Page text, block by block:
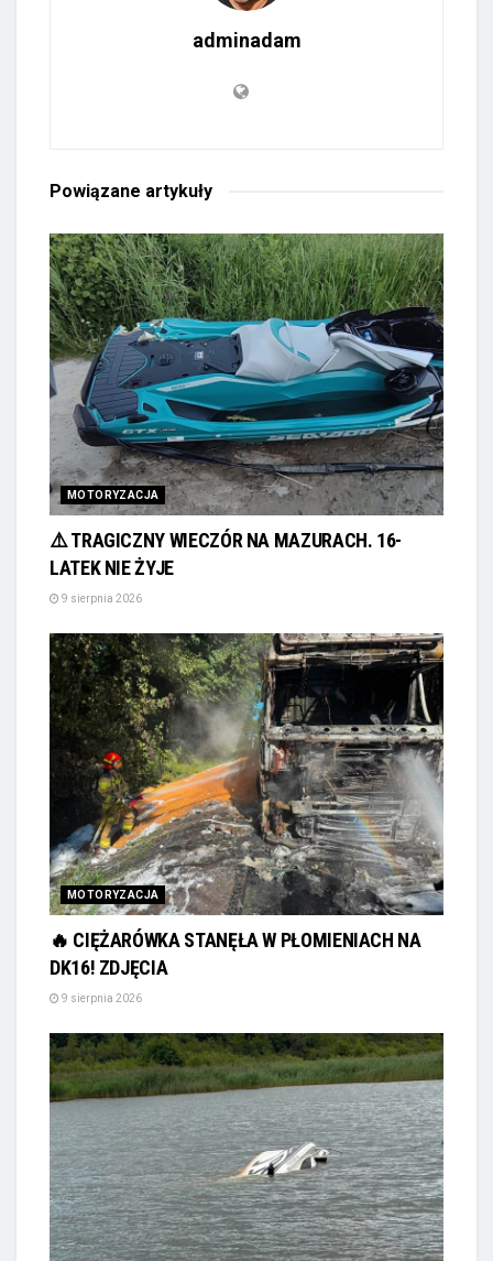
adminadam
Powiązane artykuły
MOTORYZACJA
⚠️ TRAGICZNY WIECZÓR NA MAZURACH. 16-
LATEK NIE ŻYJE
9 sierpnia 2026
MOTORYZACJA
🔥 CIĘŻARÓWKA STANĘŁA W PŁOMIENIACH NA
DK16! ZDJĘCIA
9 sierpnia 2026